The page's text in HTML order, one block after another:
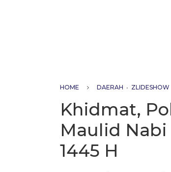
HOME DAERAH • ZLIDESHOW
Khidmat,
Maulid
1445 H